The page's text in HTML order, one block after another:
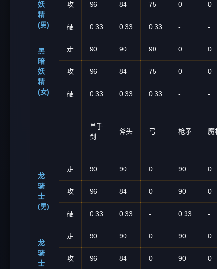
妖
精
(男)
攻 96 84 75 0 0
硬 0.33 0.33 0.33 - -
黑
暗
妖
精
(女)
走 90 90 90 0 0
攻 96 84 75 0 0
硬 0.33 0.33 0.33 - -
单手
剑
斧头 弓 枪矛 魔
龙
骑
士
(男)
走 90 90 0 90 0
攻 96 84 0 90 0
硬 0.33 0.33 - 0.33 -
龙
骑
士
走 90 90 0 90 0
攻 96 84 0 90 0